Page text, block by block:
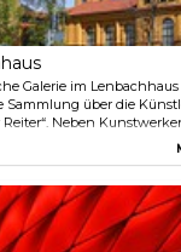
Galerie im
Sammlung über die
Reiter“. Neben
stellt das Museum auch